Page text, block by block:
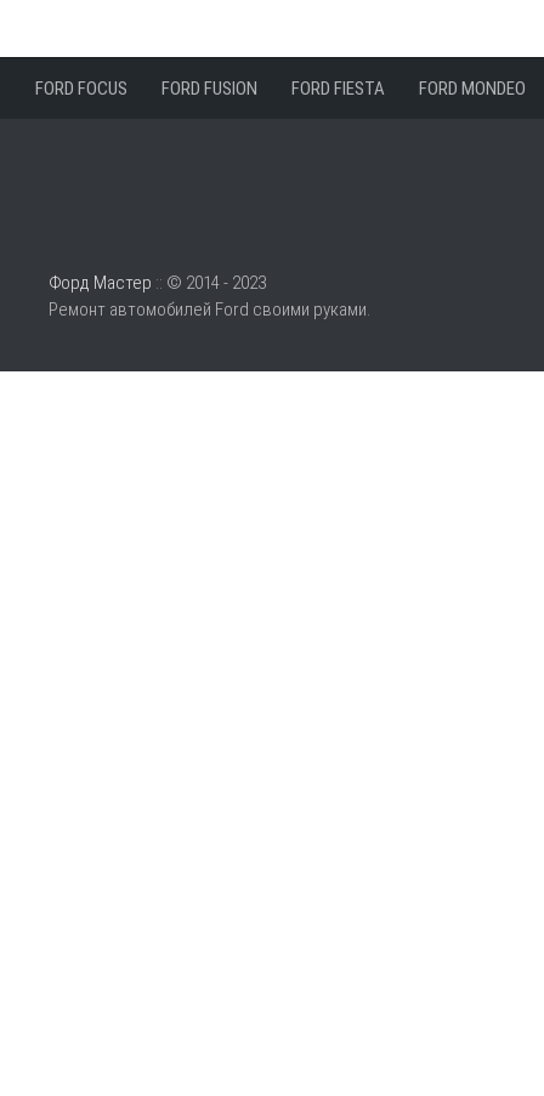
FORD FOCUS FORD FUSION FORD FIESTA FORD MONDEO
Форд Мастер :: © 2014 - 2023
Ремонт автомобилей Ford своими руками.